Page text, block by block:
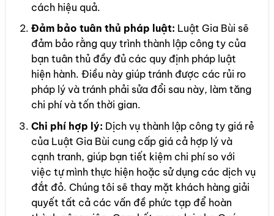
cách hiệu quả.
Đảm bảo tuân thủ pháp luật: Luật Gia Bùi sẽ
đảm bảo rằng quy trình thành lập công ty của
bạn tuân thủ đầy đủ các quy định pháp luật
hiện hành. Điều này giúp tránh được các rủi ro
pháp lý và tránh phải sửa đổi sau này, làm tăng
chi phí và tốn thời gian.
Chi phí hợp lý: Dịch vụ thành lập công ty giá rẻ
của Luật Gia Bùi cung cấp giá cả hợp lý và
cạnh tranh, giúp bạn tiết kiệm chi phí so với
việc tự mình thực hiện hoặc sử dụng các dịch vụ
đắt đỏ. Chúng tôi sẽ thay mặt khách hàng giải
quyết tất cả các vấn đề phức tạp để hoàn